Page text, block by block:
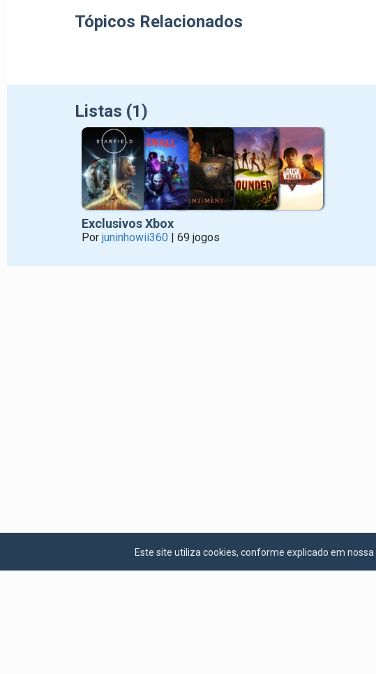
Tópicos Relacionados
Listas (1)
Exclusivos Xbox
Por juninhowii360 | 69 jogos
Este site utiliza cookies, conforme explicado em nossa